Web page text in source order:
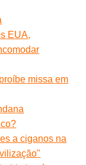
EUA,
missa em
a ciganos na